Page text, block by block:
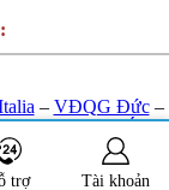
– VĐQG Đức–
-U23 Châu Á
trợ Tài khoản